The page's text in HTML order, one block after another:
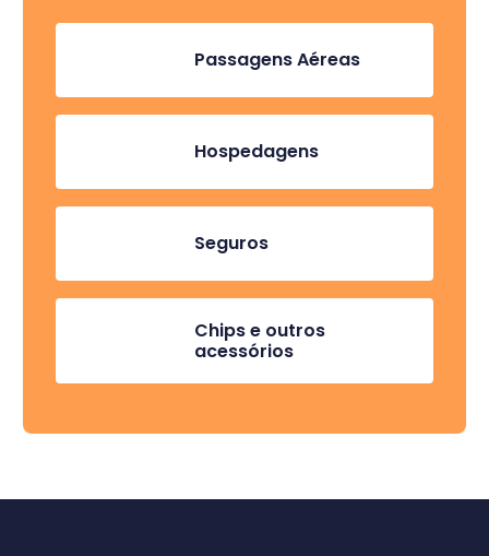
Passagens Aéreas
Hospedagens
Seguros
Chips e outros
acessórios